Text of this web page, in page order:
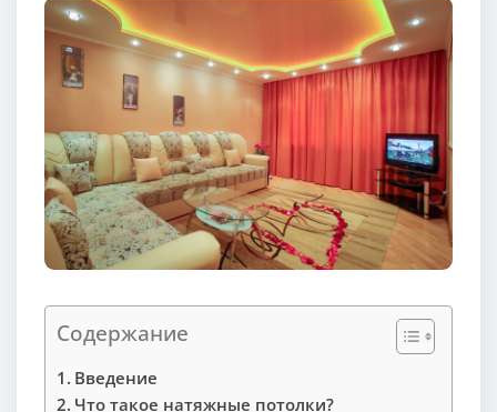
Содержание
Введение
Что такое натяжные потолки?